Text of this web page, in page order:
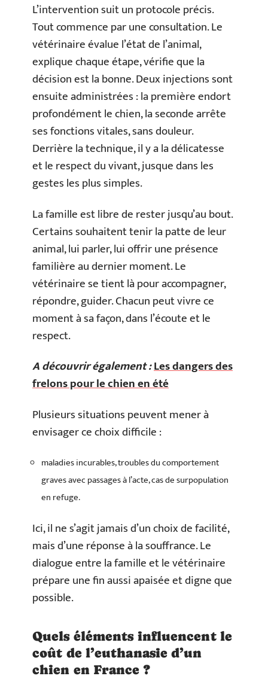
L’intervention suit un protocole précis.
Tout commence par une consultation. Le
vétérinaire évalue l’état de l’animal,
explique chaque étape, vérifie que la
décision est la bonne. Deux injections sont
ensuite administrées : la première endort
profondément le chien, la seconde arrête
ses fonctions vitales, sans douleur.
Derrière la technique, il y a la délicatesse
et le respect du vivant, jusque dans les
gestes les plus simples.
La famille est libre de rester jusqu’au bout.
Certains souhaitent tenir la patte de leur
animal, lui parler, lui offrir une présence
familière au dernier moment. Le
vétérinaire se tient là pour accompagner,
répondre, guider. Chacun peut vivre ce
moment à sa façon, dans l’écoute et le
respect.
A découvrir également :Les dangers des
frelons pour le chien en été
Plusieurs situations peuvent mener à
envisager ce choix difficile :
maladies incurables, troubles du comportement
graves avec passages à l’acte, cas de surpopulation
en refuge.
Ici, il ne s’agit jamais d’un choix de facilité,
mais d’une réponse à la souffrance. Le
dialogue entre la famille et le vétérinaire
prépare une fin aussi apaisée et digne que
possible.
Quels éléments influencent le
coût de l’euthanasie d’un
chien en France ?